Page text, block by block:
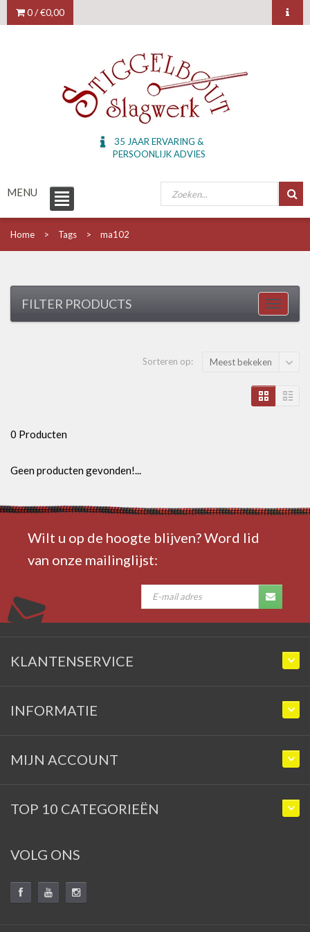
0 /€0,00
35 JAAR ERVARING &
PERSOONLIJK ADVIES
MENU
Home Tags ma102
FILTER PRODUCTS
Sorteren op: Meest bekeken
0 Producten
Geen producten gevonden!...
Wilt u op de hoogte blijven? Word lid
van onze mailinglijst:
KLANTENSERVICE
INFORMATIE
MIJN ACCOUNT
TOP 10 CATEGORIEËN
VOLG ONS